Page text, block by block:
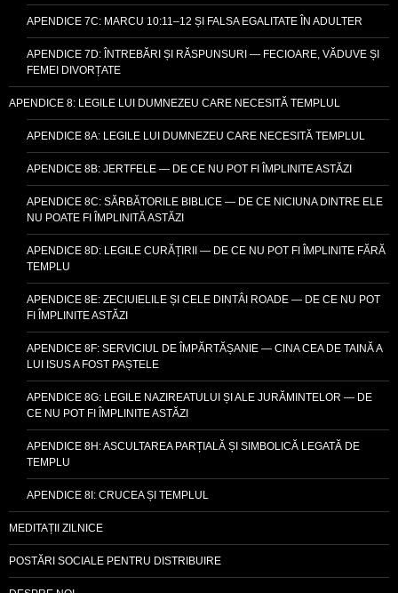
APENDICE 7C: MARCU 10:11–12 ȘI FALSA EGALITATE ÎN ADULTER
APENDICE 7D: ÎNTREBĂRI ȘI RĂSPUNSURI — FECIOARE, VĂDUVE ȘI
FEMEI DIVORȚATE
APENDICE 8: LEGILE LUI DUMNEZEU CARE NECESITĂ TEMPLUL
APENDICE 8A: LEGILE LUI DUMNEZEU CARE NECESITĂ TEMPLUL
APENDICE 8B: JERTFELE — DE CE NU POT FI ÎMPLINITE ASTĂZI
APENDICE 8C: SĂRBĂTORILE BIBLICE — DE CE NICIUNA DINTRE ELE
NU POATE FI ÎMPLINITĂ ASTĂZI
APENDICE 8D: LEGILE CURĂȚIRII — DE CE NU POT FI ÎMPLINITE FĂRĂ
TEMPLU
APENDICE 8E: ZECIUIELILE ȘI CELE DINTÂI ROADE — DE CE NU POT
FI ÎMPLINITE ASTĂZI
APENDICE 8F: SERVICIUL DE ÎMPĂRTĂȘANIE — CINA CEA DE TAINĂ A
LUI ISUS A FOST PAȘTELE
APENDICE 8G: LEGILE NAZIREATULUI ȘI ALE JURĂMINTELOR — DE
CE NU POT FI ÎMPLINITE ASTĂZI
APENDICE 8H: ASCULTAREA PARȚIALĂ ȘI SIMBOLICĂ LEGATĂ DE
TEMPLU
APENDICE 8I: CRUCEA ȘI TEMPLUL
MEDITAȚII ZILNICE
POSTĂRI SOCIALE PENTRU DISTRIBUIRE